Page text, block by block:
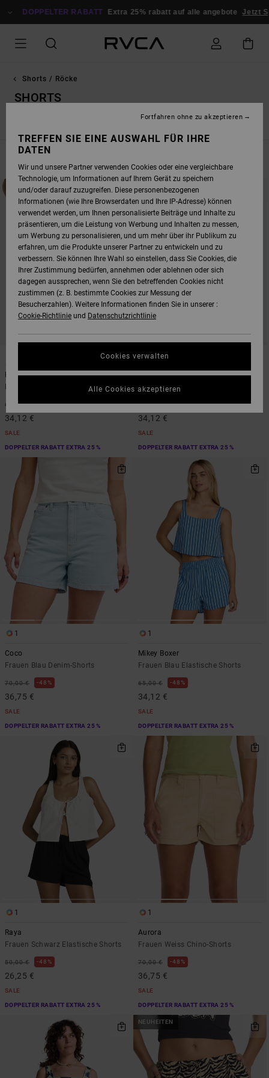
ZUR
DOPPELTER RABATT Extra 25% rabatt auf alle angebote Jetzt
Shorts / Röcke
SHORTS
DIREKT
ZU
DEN
FILTERKRITERIEN
ÜBERSPRINGEN
UND
FILTERN
Leon
Frauen Blau Chino-Shorts
65,00 € 48%
34,12 €
SALE
DOPPELTER RABATT EXTRA 25 %
1
Long Beach
Frauen Blau Denim-Shorts
65,00 € 48%
34,12 €
SALE
DOPPELTER RABATT EXTRA 25 %
1
Coco
Frauen Blau Denim-Shorts
70,00 € 48%
36,75 €
SALE
DOPPELTER RABATT EXTRA 25 %
1
Mikey Boxer
Frauen Blau Elastische Shorts
65,00 € 48%
34,12 €
SALE
DOPPELTER RABATT EXTRA 25 %
1
Raya
Frauen Schwarz Elastische Shorts
50,00 € 48%
26,25 €
SALE
DOPPELTER RABATT EXTRA 25 %
1
Aurora
Frauen Weiss Chino-Shorts
70,00 € 48%
36,75 €
SALE
DOPPELTER RABATT EXTRA 25 %
NEUHEITEN
TREFFEN SIE EINE AUSWAHL FÜR IHRE
DATEN
Wir und unsere Partner verwenden Cookies oder eine vergleichbare
Technologie, um Informationen auf Ihrem Gerät zu speichern
und/oder darauf zuzugreifen. Diese personenbezogenen
Informationen (wie Ihre Browserdaten und Ihre IP-Adresse) können
verwendet werden, um Ihnen personalisierte Beiträge und Inhalte zu
präsentieren, um die Leistung von Werbung und Inhalten zu messen,
um Werbung zu personalisieren, und um mehr über ihr Publikum zu
erfahren, um die Produkte unserer Partner zu entwickeln und zu
verbessern. Sie können Ihre Wahl so einstellen, dass Sie Cookies, die
Ihrer Zustimmung bedürfen, annehmen oder ablehnen oder sich
dagegen aussprechen, wenn Sie den betreffenden Cookies nicht
zustimmen (z. B. bestimmte Cookies zur Messung der
Besucherzahlen). Weitere Informationen finden Sie in unserer :
Cookie-Richtlinie und Datenschutzrichtlinie
Cookies verwalten
Fortfahren ohne zu akzeptieren
Alle Cookies akzeptieren